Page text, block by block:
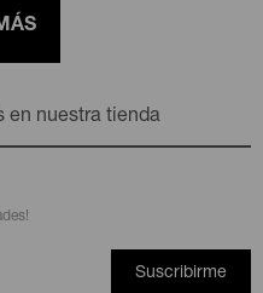
en nuestra tienda
Suscribirme